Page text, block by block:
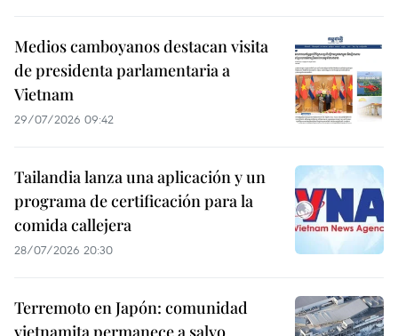
Medios camboyanos destacan visita
de presidenta parlamentaria a
Vietnam
29/07/2026 09:42
Tailandia lanza una aplicación y un
programa de certificación para la
comida callejera
28/07/2026 20:30
Terremoto en Japón: comunidad